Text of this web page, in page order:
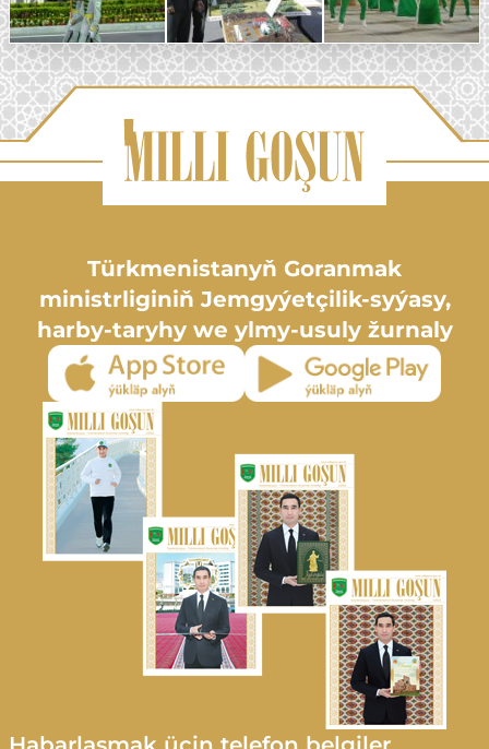
Türkmenistanyň Goranmak
ministrliginiň Jemgyýetçilik-syýasy,
harby-taryhy we ylmy-usuly žurnaly